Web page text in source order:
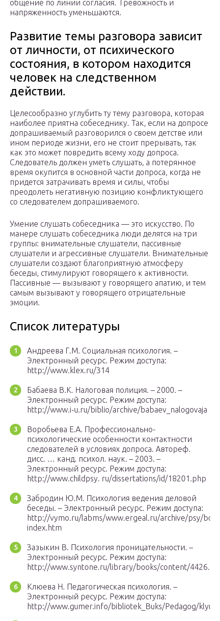
общение по линии согласия. Тревожность и
напряженность уменьшаются.
Развитие темы разговора зависит
от личности, от психического
состояния, в котором находится
человек на следственном
действии.
Целесообразно углубить ту тему разговора, которая
наиболее приятна собеседнику. Так, если на допросе
допрашиваемый разговорился о своем детстве или
ином периоде жизни, его не стоит прерывать, так
как это может повредить всему ходу допроса.
Следователь должен уметь слушать, а потерянное
время окупится в основной части допроса, когда не
придется затрачивать время и силы, чтобы
преодолеть негативную позицию конфликтующего
со следователем допрашиваемого.
Умение слушать собеседника — это искусство. По
манере слушать собеседника люди делятся на три
группы: внимательные слушатели, пассивные
слушатели и агрессивные слушатели. Внимательные
слушатели создают благоприятную атмосферу
беседы, стимулируют говорящего к активности.
Пассивные — вызывают у говорящего апатию, и тем
самым вызывают у говорящего отрицательные
эмоции.
Список литературы
Андреева Г.М. Социальная психология. –
Электронный ресурс. Режим доступа:
http://www.klex.ru/314
Бабаева В.К. Налоговая полиция. – 2000. –
Электронный ресурс. Режим доступа:
http://www.i-u.ru/biblio/archive/babaev_nalogovaja
Воробьева Е.А. Профессионально-
психологические особенности контактности
следователей в условиях допроса. Автореф.
дисс. … канд. психол. наук. – 2003. –
Электронный ресурс. Режим доступа:
http://www.childpsy. ru/dissertations/id/18201.php
Забродин Ю.М. Психология ведения деловой
беседы. – Электронный ресурс. Режим доступа:
http://vymo.ru/labms/www.ergeal.ru/archive/psy/
index.htm
Зазыкин В. Психология проницательности. –
Электронный ресурс. Режим доступа:
http://www.syntone.ru/library/books/content/
Клюева Н. Педагогическая психология. –
Электронный ресурс. Режим доступа:
http://www.gumer.info/bibliotek_Buks/Pedagog/